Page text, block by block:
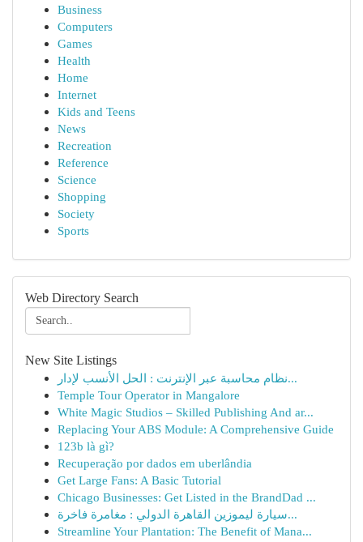
Business
Computers
Games
Health
Home
Internet
Kids and Teens
News
Recreation
Reference
Science
Shopping
Society
Sports
Web Directory Search
New Site Listings
نظام محاسبة عبر الإنترنت : الحل الأنسب لإدار...
Temple Tour Operator in Mangalore
White Magic Studios – Skilled Publishing And ar...
Replacing Your ABS Module: A Comprehensive Guide
123b là gì?
Recuperação por dados em uberlândia
Get Large Fans: A Basic Tutorial
Chicago Businesses: Get Listed in the BrandDad ...
سيارة ليموزين القاهرة الدولي : مغامرة فاخرة...
Streamline Your Plantation: The Benefit of Mana...